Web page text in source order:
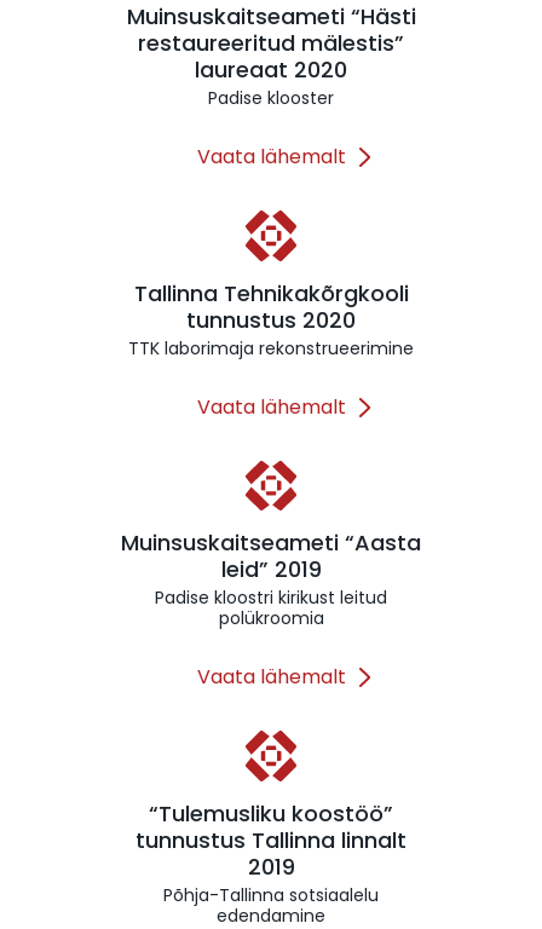
Muinsuskaitseameti “Hästi
restaureeritud mälestis”
laureaat 2020
Padise klooster
Vaata lähemalt
Tallinna Tehnikakõrgkooli
tunnustus 2020
TTK laborimaja rekonstrueerimine
Vaata lähemalt
Muinsuskaitseameti “Aasta
leid” 2019
Padise kloostri kirikust leitud
polükroomia
Vaata lähemalt
“Tulemusliku koostöö”
tunnustus Tallinna linnalt
2019
Põhja-Tallinna sotsiaalelu
edendamine